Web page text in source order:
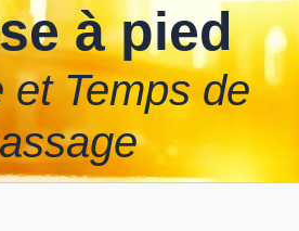
à pied
et Temps de